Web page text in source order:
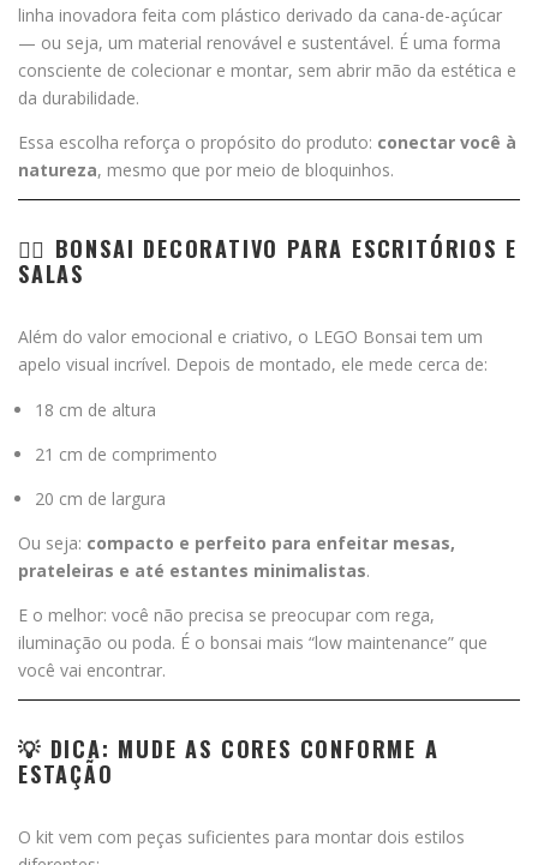
linha inovadora feita com plástico derivado da cana-de-açúcar
— ou seja, um material renovável e sustentável. É uma forma
consciente de colecionar e montar, sem abrir mão da estética e
da durabilidade.
Essa escolha reforça o propósito do produto: conectar você à
natureza, mesmo que por meio de bloquinhos.
🧘‍♂️ BONSAI DECORATIVO PARA ESCRITÓRIOS E
SALAS
Além do valor emocional e criativo, o LEGO Bonsai tem um
apelo visual incrível. Depois de montado, ele mede cerca de:
18 cm de altura
21 cm de comprimento
20 cm de largura
Ou seja: compacto e perfeito para enfeitar mesas,
prateleiras e até estantes minimalistas.
E o melhor: você não precisa se preocupar com rega,
iluminação ou poda. É o bonsai mais “low maintenance” que
você vai encontrar.
💡 DICA: MUDE AS CORES CONFORME A
ESTAÇÃO
O kit vem com peças suficientes para montar dois estilos